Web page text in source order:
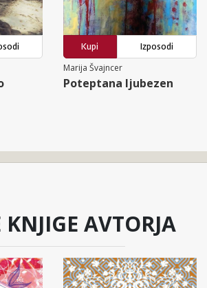
Kupi
Izposodi
Marija Švajncer
Poteptana ljubezen
KNJIGE AVTORJA